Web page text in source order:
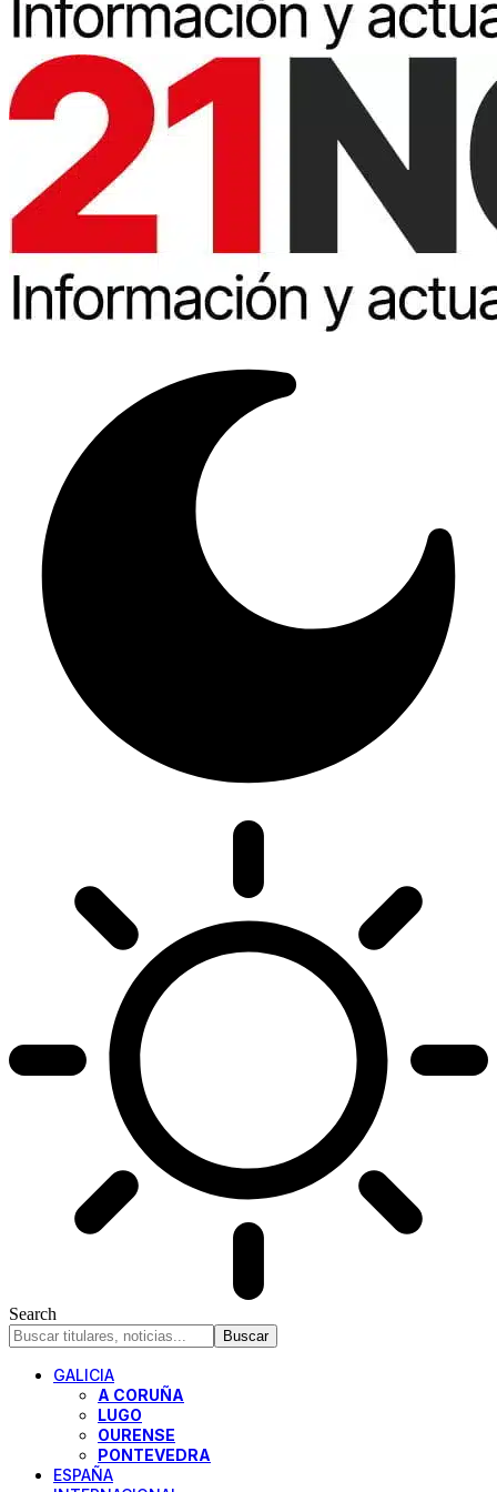
Search
GALICIA
A CORUÑA
LUGO
OURENSE
PONTEVEDRA
ESPAÑA